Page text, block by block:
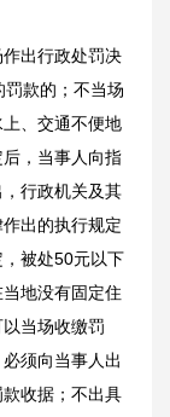
出行政处罚决
款的；不当场
、交通不便地
，当事人向指
行政机关及其
出的执行规定
被处50元以下
地没有固定住
当场收缴罚
须向当事人出
收据；不出具